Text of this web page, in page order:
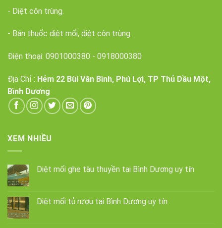
- Diệt côn trùng.
- Bán thuốc diệt mối, diệt côn trùng.
Điện thoại: 0901000380 - 0918000380
Địa Chỉ : Hẻm 22 Bùi Văn Bình, Phú Lợi, TP Thủ Dầu Một,
Bình Dương
XEM NHIỀU
Diệt mối ghe tàu thuyền tại Bình Dương uy tín
Diệt mối tủ rượu tại Bình Dương uy tín